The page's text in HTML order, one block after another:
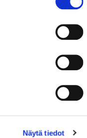
Näytä tiedot